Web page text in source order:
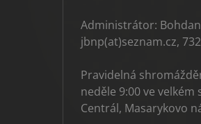
Administrátor: Bohdan
jbnp(at)seznam.cz,
Pravidelná
neděle 9:00 ve velkém
Centrál, Masarykovo